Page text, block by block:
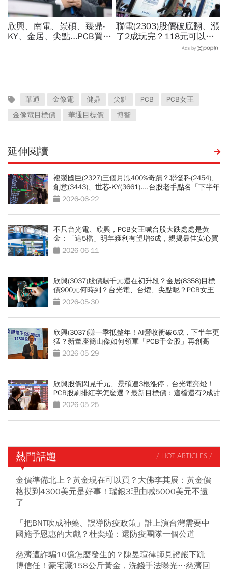
欣興、南電、景碩、臻鼎-
KY、金居、尖點...PCB買誰
聯電(2303)股價破底翻、漲
了2成玩完？118元可以
買？展望大好為何外資2天
Ads by
華通 金像電 健鼎 尖點 PCB
PCB女王
金像電目標價
華通目標價 博智
延伸閱讀
複製國巨(2327)三個月漲400%奇蹟？聯發科(2454)、
創意(3443)、世芯-KY(3661)....台股老手點名「下半年
17檔大黑馬股」：被動元件噴完換它
2026-06-22
不只台光電、欣興，PCB女王喊台股大跌處處是黃
金：「這5檔」明年獲利有望增6成，親揭最佳安心買
點 2026-06-11
欣興(3037)股價飆千元還在初升段？金居(8358)目標
價900元何時到？台光電、台燿、尖點呢？PCB女王
點出「最強黑馬」
2026-05-30
欣興(3037)賺一季抵整年！AI營收衝破6成，下半年更
猛？新董座簡山傑如何領軍「PCB千金股」再創高
峰？2026-05-29
欣興股價閃見千元、景碩連3根漲停，台光電亮燈！
PCB股刷排紅字怎麼選？最新目標價：這檔還有2成甜
頭 2026-05-25
熱門話題 / HOT ARTICLES /
金價準備北上？黃金現在可以買？大佛李其展：黃金價
格摸到4300美元是好事！瑞銀3理由喊5000美元不遠
了
「把BNT吹成神藥、誤導防疫政策」誰上演台灣需要中
國施予恩惠的大戲？杜奕瑾：還防疫團隊一個公道
慈濟遭詐騙10億怎麼發生的？陳昱瑄律師見證嚴下跪
博信任！豪宅藏158公斤黃金，洗錢手法曝光…慈濟回